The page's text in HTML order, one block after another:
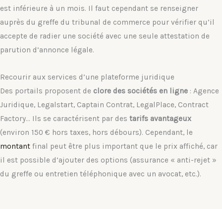
est inférieure à un mois. Il faut cependant se renseigner
auprès du greffe du tribunal de commerce pour vérifier qu’il
accepte de radier une société avec une seule attestation de
parution d’annonce légale.
Recourir aux services d’une plateforme juridique
Des portails proposent de clore des sociétés en ligne : Agence
Juridique, Legalstart, Captain Contrat, LegalPlace, Contract
Factory… Ils se caractérisent par des tarifs avantageux
(environ 150 € hors taxes, hors débours). Cependant, le
montant final peut être plus important que le prix affiché, car
il est possible d’ajouter des options (assurance « anti-rejet »
du greffe ou entretien téléphonique avec un avocat, etc.).